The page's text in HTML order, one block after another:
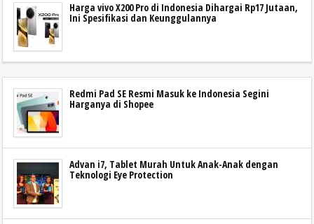
Harga vivo X200 Pro di Indonesia Dihargai Rp17 Jutaan,
Ini Spesifikasi dan Keunggulannya
Redmi Pad SE Resmi Masuk ke Indonesia Segini
Harganya di Shopee
Advan i7, Tablet Murah Untuk Anak-Anak dengan
Teknologi Eye Protection